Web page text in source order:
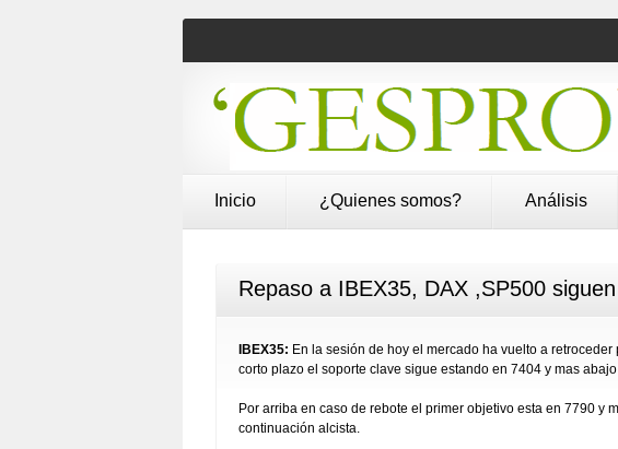
Inicio ¿Quienes somos? Análisis
Repaso a IBEX35, DAX ,SP500
IBEX35: En la sesión de hoy el mercado ha vuelto a
corto plazo el soporte clave sigue estando en 7404 y mas
Por arriba en caso de rebote el primer objetivo esta en 7790 y
continuación alcista.